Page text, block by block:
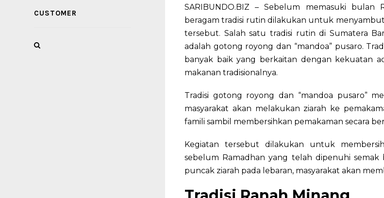
CUSTOMER
SARIBUNDO.BIZ – Sebelum memasuki bulan
beragam tradisi rutin dilakukan untuk
tersebut. Salah satu tradisi rutin di Sumatera
adalah gotong royong dan “mandoa” pusaro.
banyak baik yang berkaitan dengan kekuatan
makanan tradisionalnya.
Tradisi gotong royong dan “mandoa pusaro”
masyarakat akan melakukan ziarah ke
famili sambil membersihkan pemakaman secara
Kegiatan tersebut dilakukan untuk
sebelum Ramadhan yang telah dipenuhi semak
puncak ziarah pada lebaran, masyarakat akan